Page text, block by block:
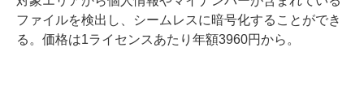
ファイルを検出し、シームレスに暗号化することができ
る。価格は1ライセンスあたり年額3960円から。